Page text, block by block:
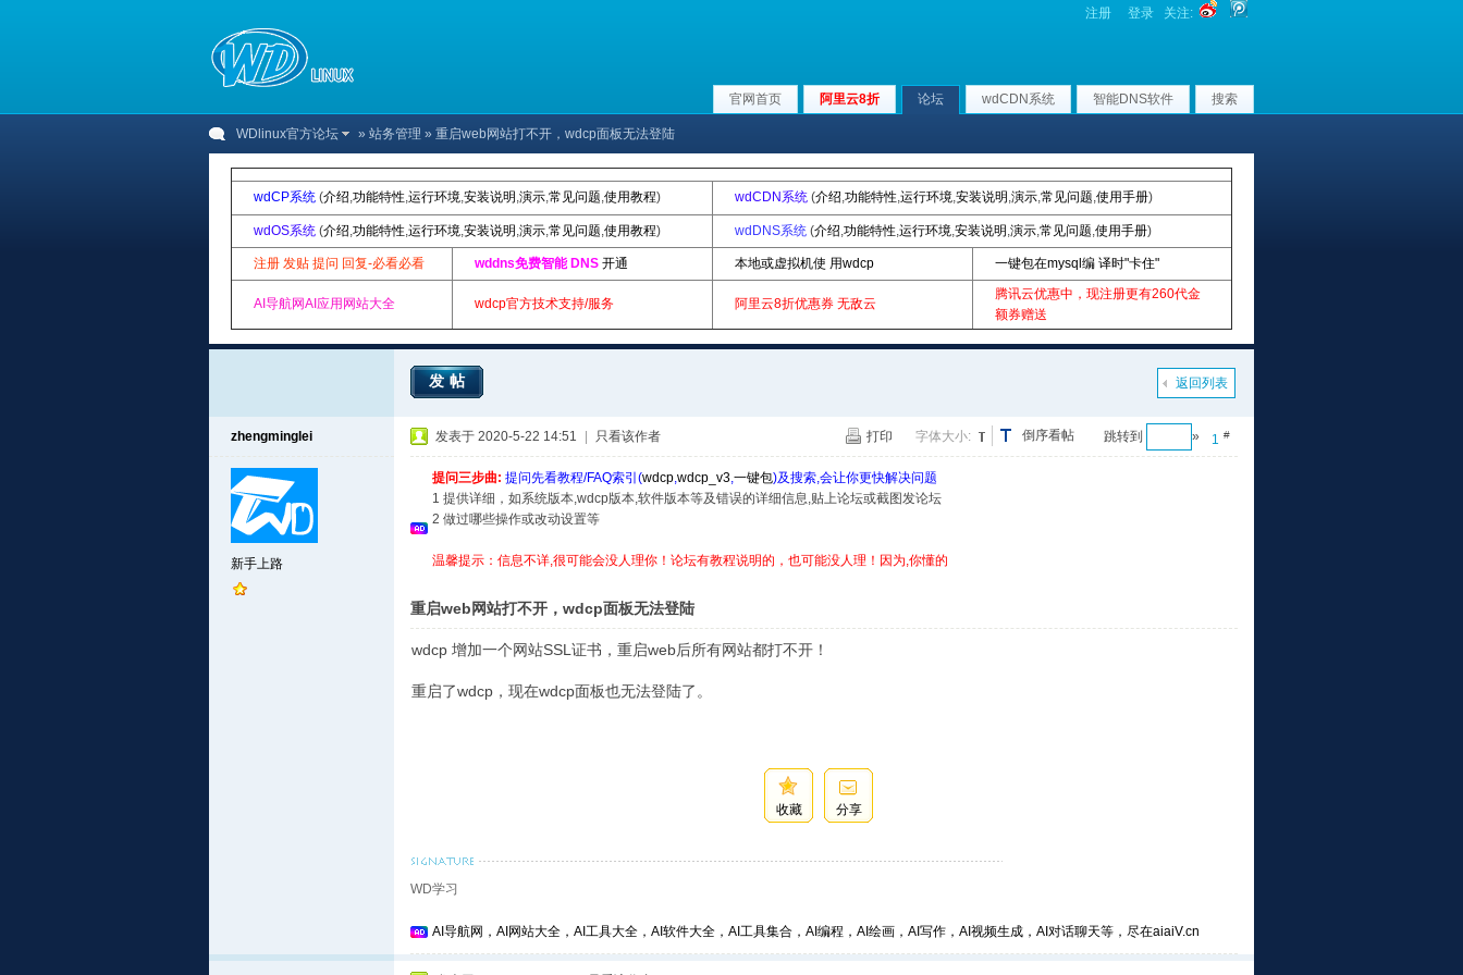
注册 登录 关注:
官网首页 阿里云8折 论坛 wdCDN系统 智能DNS软件 搜索
WDlinux官方论坛 » 站务管理 » 重启web网站打不开，wdcp面板无法登陆
wdCP系统 (介绍,功能特性,运行环境,安装说明 ,演示,常见问题,使用教程) wdCDN系统 (介绍,功能特性,运行环境,安装说明 ,演示,常见问题,使用手册)
wdOS系统 (介绍,功能特性,运行环境,安装说明 ,演示,常见问题,使用教程) wdDNS系统 (介绍,功能特性,运行环境,安装说明 ,演示,常见问题,使用手册)
注册 发贴 提问 回复-必看必看 wddns免费智能 DNS 开通 本地或虚拟机使 用wdcp 一键包在mysql编 译时"卡住"
AI导航网AI应用网站大全 wdcp官方技术支持/服务 阿里云8折优惠券 无敌云
腾讯云优惠中，现注册更有260代金
额券赠送
返回列表
发帖
zhengminglei
新手上路
1 #
跳转到 »
倒序看帖
打印 字体大小:
发表于 2020-5-22 14:51 只看该作者
提问三步曲: 提问先看教程/FAQ索引(wdcp,wdcp_v3,一键包)及搜索,会让你更快解决问题
1 提供详细，如系统版本,wdcp版本,软件版本等及错误的详细信息,贴上论坛或截图发论坛
2 做过哪些操作或改动设置等
温馨提示：信息不详,很可能会没人理你！论坛有教程说明的，也可能没人理！因为,你懂的
重启web网站打不开，wdcp面板无法登陆
wdcp 增加一个网站SSL证书，重启web后所有网站都打不开！
重启了wdcp，现在wdcp面板也无法登陆了。
收藏 分享
WD学习
AI导航网，AI网站大全，AI工具大全，AI软件大全，AI工具集合，AI编程，AI绘画，AI写作，AI视频生成，AI对话聊天等，尽在aiaiV.cn